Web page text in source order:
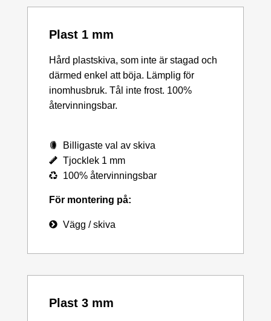
Plast 1 mm
Hård plastskiva, som inte är stagad och
därmed enkel att böja. Lämplig för
inomhusbruk. Tål inte frost. 100%
återvinningsbar.
Billigaste val av skiva
Tjocklek 1 mm
100% återvinningsbar
För montering på:
Vägg / skiva
Plast 3 mm